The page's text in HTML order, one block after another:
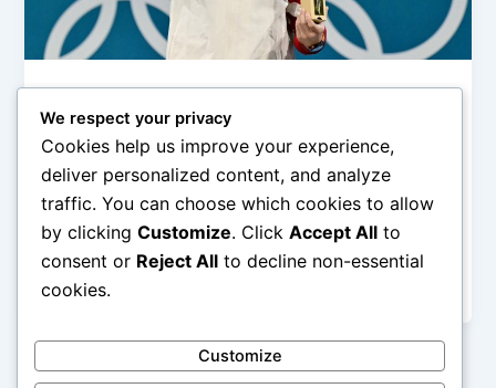
Rekor Dunia Terbaru dari Arena
Olimpiade
admin February 20, 2026
Rekor Dunia Terbaru dari Arena Olimpiade – Setiap
gelaran Olimpiade selalu menghadirkan lebih dari
sekadar perebutan medali. Di dalam stadion […]
We respect your privacy
Cookies help us improve your experience,
deliver personalized content, and analyze
traffic. You can choose which cookies to allow
by clicking Customize. Click Accept All to
consent or Reject All to decline non-essential
cookies.
Customize